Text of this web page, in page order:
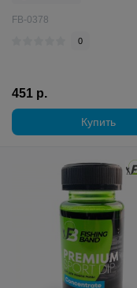
FB-0378
0
451 р.
Купить